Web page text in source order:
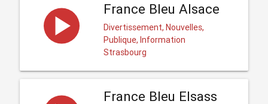
France Bleu Alsace
Divertissement, Nouvelles,
Publique, Information
Strasbourg
France Bleu Elsass